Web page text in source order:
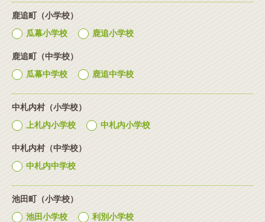
鹿追町（小学校）
瓜幕小学校
鹿追小学校
鹿追町（中学校）
瓜幕中学校
鹿追中学校
中札内村（小学校）
上札内小学校
中札内小学校
中札内村（中学校）
中札内中学校
池田町（小学校）
池田小学校
利別小学校